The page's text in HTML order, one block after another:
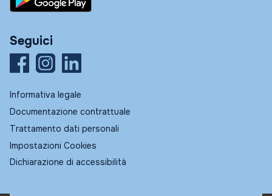
Seguici
Informativa legale
Documentazione contrattuale
Trattamento dati personali
Impostazioni Cookies
Dichiarazione di accessibilità